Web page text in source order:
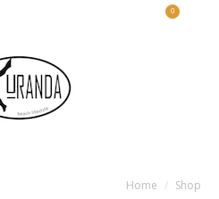
0
Home
Shop